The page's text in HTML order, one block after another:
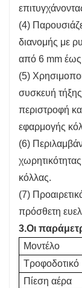
(4)
διανομής με
από 6 mm
(5)
συσκευή
περιστροφή
εφαρμογής
(6)
κόλλας.
(7)
πρόσθετη
3.Οι
Μοντέλο
Τροφοδοτικό
Πίεση αέρα